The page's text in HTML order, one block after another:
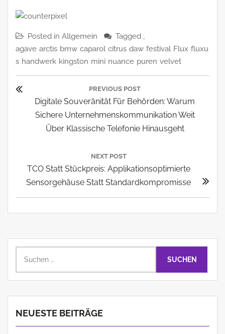
Posted in Allgemein
Tagged ,
agave arctis bmw caparol citrus daw festival Flux fluxu
s handwerk kingston mini nuance puren velvet
Beitragsnavigation
PREVIOUS POST
Previous
Post:
Digitale Souveränität Für Behörden: Warum
Sichere Unternehmenskommunikation Weit
Über Klassische Telefonie Hinausgeht
NEXT POST
Next
Post:
TCO Statt Stückpreis: Applikationsoptimierte
Sensorgehäuse Statt Standardkompromisse
nach:
NEUESTE BEITRÄGE